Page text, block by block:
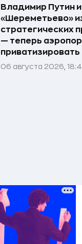
Владимир Путин
«Шереметьево»
стратегических
— теперь
приватизировать
06 августа 2026,